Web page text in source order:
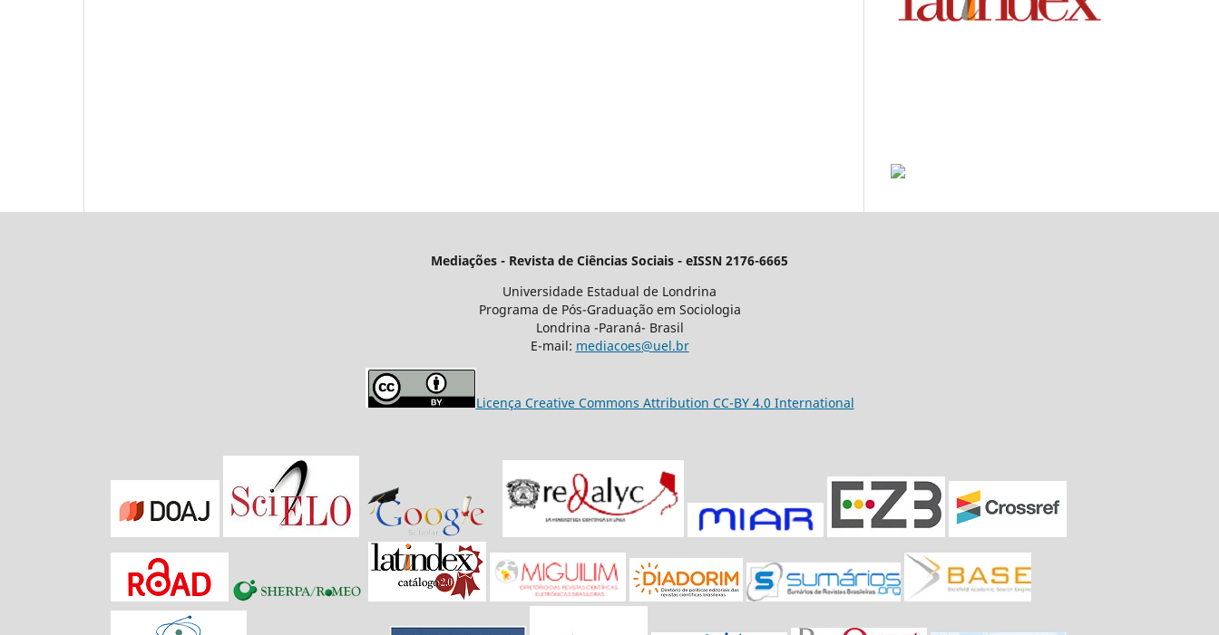
Mediações - Revista de Ciências Sociais - eISSN 2176-6665
Universidade Estadual de Londrina
Programa de Pós-Graduação em Sociologia
Londrina -Paraná- Brasil
E-mail: mediacoes@uel.br
Licença Creative Commons Attribution CC-BY 4.0 International